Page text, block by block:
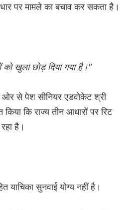
पर मामले का बचाव कर सकता है।
खुला छोड़ दिया गया है।"
ओर से पेश सीनियर एडवोकेट श्री
किया कि राज्य तीन आधारों पर रिट
है।
याचिका सुनवाई योग्य नहीं है।